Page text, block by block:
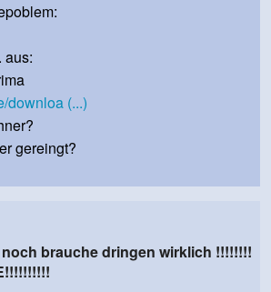
aus:
downloa (...)
gereingt?
brauche dringen wirklich !!!!!!!!